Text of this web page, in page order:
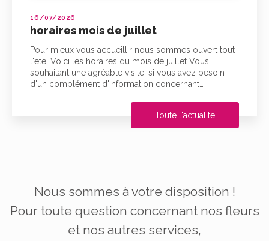
16/07/2026
horaires mois de juillet
Pour mieux vous accueillir nous sommes ouvert tout
l'été. Voici les horaires du mois de juillet Vous
souhaitant une agréable visite, si vous avez besoin
d'un complément d'information concernant…
Toute l'actualité
Nous sommes à votre disposition !
Pour toute question concernant nos fleurs
et nos autres services,